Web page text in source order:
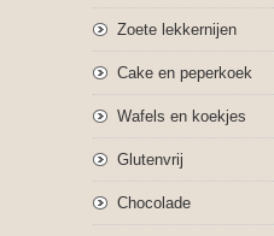
Zoete lekkernijen
Cake en peperkoek
Wafels en koekjes
Glutenvrij
Chocolade